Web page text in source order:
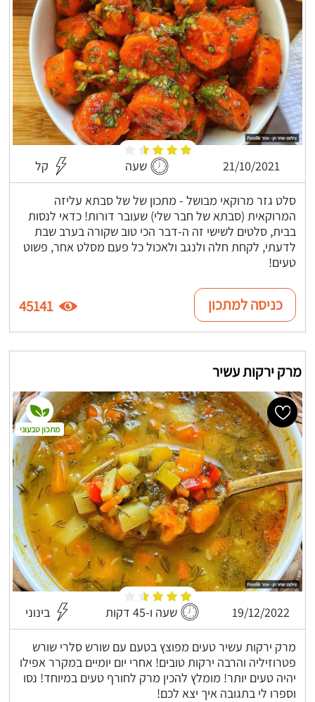
21/10/2021 שעה קל
סלט גזר מרוקאי מבושל - מתכון של של סבתא עליזה
המרוקאית (סבתא של חבר שלי) שעובר דורות! כדאי לנסות
בבית, סלטים לשישי זה ה-דבר הכי טוב שקורה בערב שבת
לדעתי, לקחת חלה ולנגב ולאכול כל פעם מסלט אחר, פשוט
טעים!
כניסה למתכון 45141
מרק ירקות עשיר
19/12/2022 שעה ו-45 דקות בינוני
מרק ירקות עשיר טעים מפוצץ בטעם עם שורש סלרי שורש
פטרוזיליה והרבה ירקות טובים! אחרי יום יומיים במקרר אפילו
יהיה טעים יותר! מומלץ להכין מרק לחורף טעים במיוחד! נסו
וספרו לי בתגובה איך יצא לכם!
מתכון טבעוני